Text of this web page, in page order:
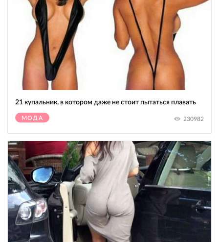
21 купальник, в котором даже не стоит пытаться плавать
МОДА 230982